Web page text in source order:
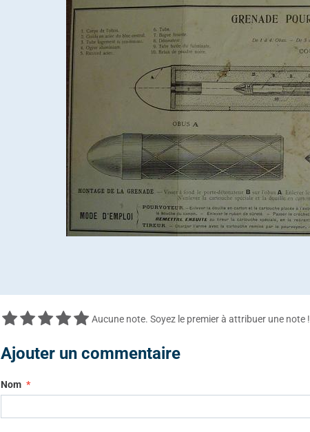
Aucune note. Soyez le premier à attribuer une note !
Ajouter un commentaire
Nom